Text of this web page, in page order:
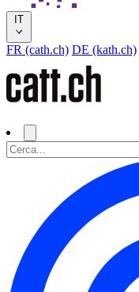
IT
FR (cath.ch) DE (kath.ch)